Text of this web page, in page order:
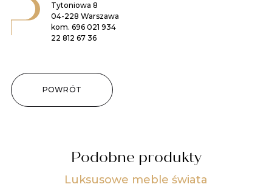
Tytoniowa 8
04-228 Warszawa
kom. 696 021 934
22 812 67 36
POWRÓT
Podobne produkty
Luksusowe meble świata